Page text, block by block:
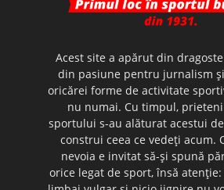
Acest site a apărut din
din pasiune pentru jurnalism
oricărei forme de activitate
nu numai. Cu timpul,
sportului s-au alăturat acestui
construi ceea ce vedeţi acum.
nevoia e invitat să-şi spună
orice legat de sport, însă